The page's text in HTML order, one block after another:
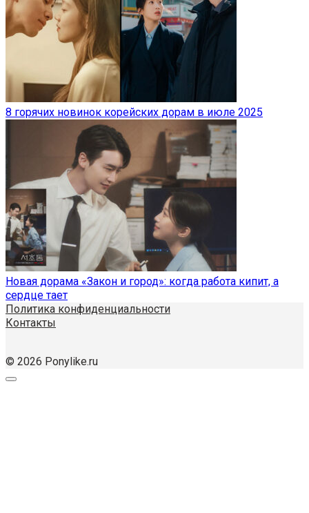
8 горячих новинок корейских дорам в июле 2025
Новая дорама «Закон и город»: когда работа кипит, а
сердце тает
Политика конфиденциальности
Контакты
© 2026 Ponylike.ru